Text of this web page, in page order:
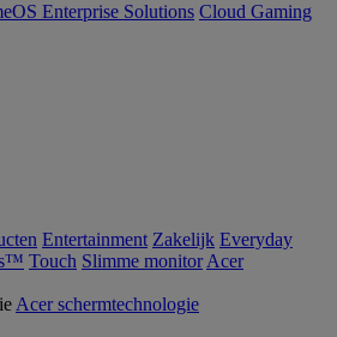
Enterprise Solutions Cloud Gaming
Entertainment Zakelijk Everyday
Touch Slimme monitor Acer
Acer schermtechnologie